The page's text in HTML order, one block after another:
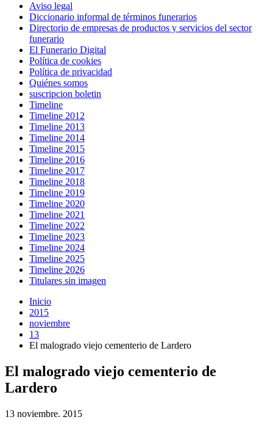
Aviso legal
Diccionario informal de términos funerarios
Directorio de empresas de productos y servicios del sector
funerario
El Funerario Digital
Política de cookies
Política de privacidad
Quiénes somos
suscripcion boletin
Timeline
Timeline 2012
Timeline 2013
Timeline 2014
Timeline 2015
Timeline 2016
Timeline 2017
Timeline 2018
Timeline 2019
Timeline 2020
Timeline 2021
Timeline 2022
Timeline 2023
Timeline 2024
Timeline 2025
Timeline 2026
Titulares sin imagen
Inicio
2015
noviembre
13
El malogrado viejo cementerio de Lardero
El malogrado viejo cementerio de
Lardero
13 noviembre. 2015